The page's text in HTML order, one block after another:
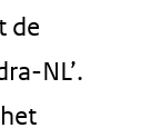
de
NL’.